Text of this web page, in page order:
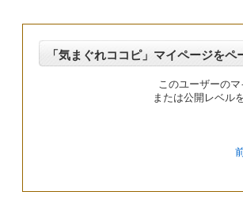
「気まぐれココピ」マイページを
このユーザーの
または公開レベル